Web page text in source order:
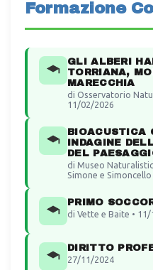
Formazione
GLI ALBERI
TORRIANA,
MARECCHIA
di Osservatorio
11/02/2026
BIOACUSTICA
INDAGINE
DEL
di Museo
Simone e
PRIMO
di Vette e Baite •
DIRITTO
27/11/2024